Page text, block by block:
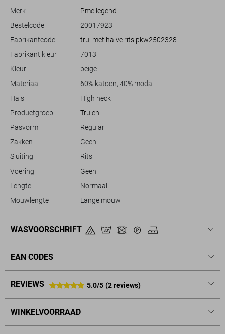
het minimalistische ontwerp. Met de normale lengte en neutrale kleur
een lente-uitje plant of gewoon een dag op kantoor hebt, deze trui
houdt je warm zonder in te boeten op stijl. Een must-have voor de
moderne man die houdt van comfort en klasse.
Merk
Pme legend
Bestelcode
20017923
Fabrikantcode
trui met halve rits pkw2502328
Fabrikant kleur
7013
Kleur
beige
Materiaal
60% katoen, 40% modal
Hals
High neck
Productgroep
Truien
Pasvorm
Regular
Zakken
Geen
Sluiting
Rits
Voering
Geen
Lengte
Normaal
Mouwlengte
Lange mouw
WASVOORSCHRIFT
EAN CODES
REVIEWS 5.0/5 (2 reviews)
WINKELVOORRAAD